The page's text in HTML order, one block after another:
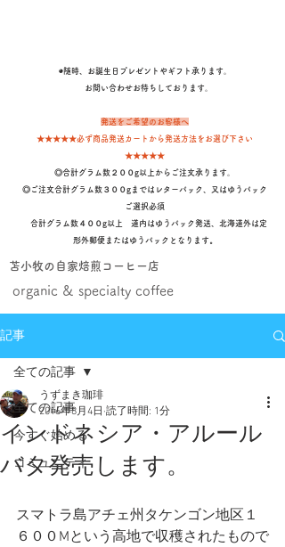
◉随時、お誕生日プレゼントやギフト承ります。
​ お問い合わせお待ちしております。
発送をご希望のお客様へ
★★★★★必ず商品発送カートから発送方法をお選び下さい
★★★★★
◎合計グラム数２００g以上からご注文承ります。
◎ご注文合計グラム数３００gまではレターパック、又はゆうパック
ご選択必須
合計グラム数４００g以上 道内はゆうパック発送、北海道外は定
形外郵便またはゆうパックとなります 。
苫小牧の自家焙煎コーヒー店
organic & specialty coffee
記事
全ての記事
今すぐ始める
コミュニティ
全ての記事
インドネシア・アルール
バタ発売します。
うずまき珈琲
2016年8月4日 読了時間: 1分
スマトラ島アチェ州タケンゴン地区１
６００Mという高地で収穫されたもので